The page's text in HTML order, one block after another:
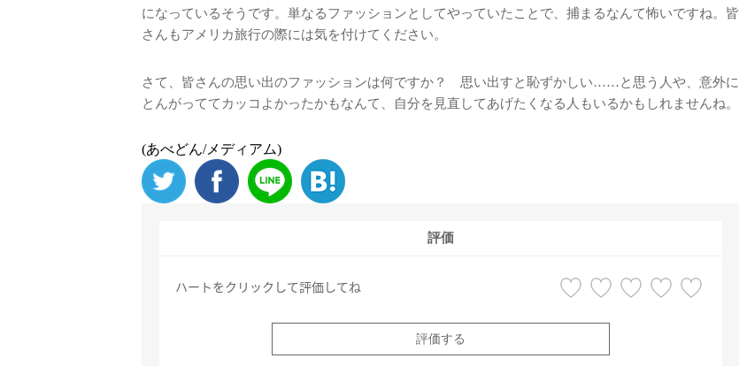
になっているそうです。単なるファッションとしてやっていたことで、捕まるなんて怖いですね。皆
さんもアメリカ旅行の際には気を付けてください。
さて、皆さんの思い出のファッションは何ですか？ 思い出すと恥ずかしい……と思う人や、意外に
とんがっててカッコよかったかもなんて、自分を見直してあげたくなる人もいるかもしれませんね。
(あべどん/メディアム)
評価
ハートをクリックして評価してね
評価する